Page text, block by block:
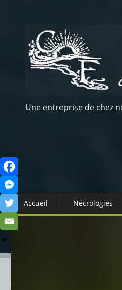
Une entreprise de chez
Accueil Nécrologies